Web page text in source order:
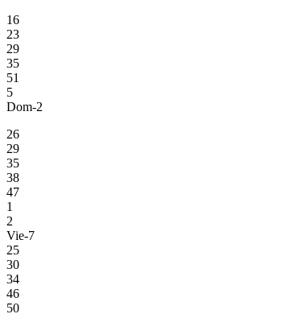
16
23
29
35
51
5
Dom-2
26
29
35
38
47
1
2
Vie-7
25
30
34
46
50